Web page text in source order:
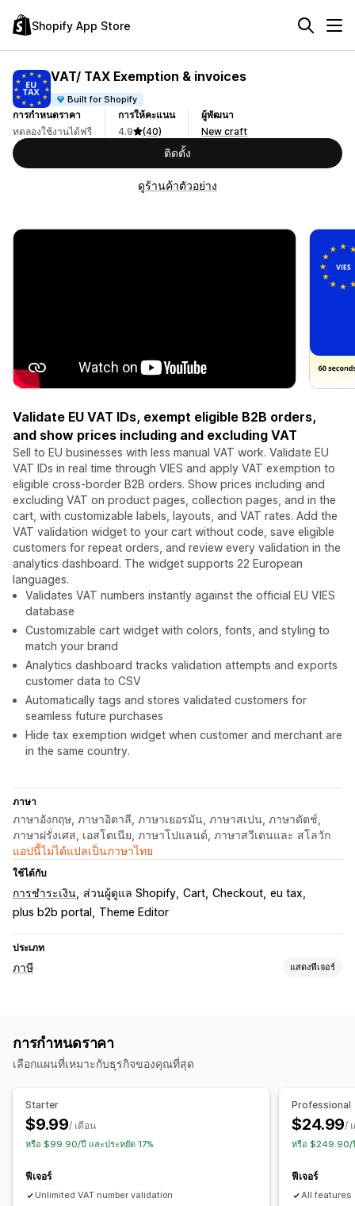
Shopify App Store
VAT/ TAX Exemption & invoices
Built for Shopify
การกำหนดราคา
ทดลองใช้งานได้ฟรี
การให้คะแนน
4.9
(40)
ผู้พัฒนา
New craft
ติดตั้ง
ดูร้านค้าตัวอย่าง
Validate EU VAT IDs, exempt eligible B2B orders,
and show prices including and excluding VAT
Sell to EU businesses with less manual VAT work. Validate EU
VAT IDs in real time through VIES and apply VAT exemption to
eligible cross-border B2B orders. Show prices including and
excluding VAT on product pages, collection pages, and in the
cart, with customizable labels, layouts, and VAT rates. Add the
VAT validation widget to your cart without code, save eligible
customers for repeat orders, and review every validation in the
analytics dashboard. The widget supports 22 European
languages.
Validates VAT numbers instantly against the official EU VIES
database
Customizable cart widget with colors, fonts, and styling to
match your brand
Analytics dashboard tracks validation attempts and exports
customer data to CSV
Automatically tags and stores validated customers for
seamless future purchases
Hide tax exemption widget when customer and merchant are
in the same country.
ภาษา
ภาษาอังกฤษ, ภาษาอิตาลี, ภาษาเยอรมัน, ภาษาสเปน, ภาษาดัตช์,
ภาษาฝรั่งเศส, เอสโตเนีย, ภาษาโปแลนด์, ภาษาสวีเดนและ สโลวัก
แอปนี้ไม่ได้แปลเป็นภาษาไทย
ใช้ได้กับ
การชำระเงิน ส่วนผู้ดูแล Shopify Cart Checkout eu tax
plus b2b portal
Theme Editor
ประเภท
ภาษี แสดงฟีเจอร์
การคำนวณภาษี
การจัดการการยกเว้น หลายสกุลเงิน
การลงทะเบียน
การตรวจสอบหมายเลขภาษี
IOSS และ OSS (สหภาพยุโรป)
EU (VAT)
การรายงานและการยื่น
การรายงานการปฏิบัติตามข้อกำหนด
การกำหนดราคา
เลือกแผนที่เหมาะกับธุรกิจของคุณที่สุด
Starter
$9.99/ เดือน
หรือ $99.90/ปี และประหยัด 17%
ฟีเจอร์
Unlimited VAT number validation
Professional
$24.99/
หรือ $249.90/
ฟีเจอร์
All features